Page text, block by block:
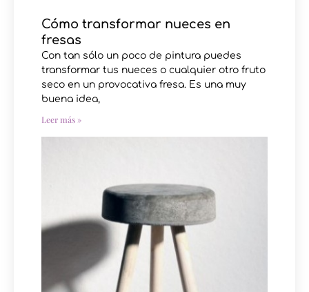
Cómo transformar nueces en
fresas
Con tan sólo un poco de pintura puedes
transformar tus nueces o cualquier otro fruto
seco en un provocativa fresa. Es una muy
buena idea,
Leer más »